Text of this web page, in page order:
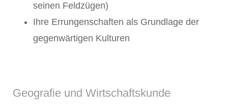
seinen Feldzügen)
Ihre Errungenschaften als Grundlage der
gegenwärtigen Kulturen
Geografie und Wirtschaftskunde